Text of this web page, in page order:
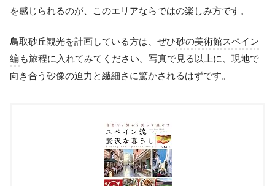
を感じられるのが、このエリアならではの楽しみ方です。
鳥取砂丘観光を計画している方は、ぜひ砂の美術館スペイン
編 も旅程に入れてみてください。写真で見る以上に、現地で
向き合う砂像の迫力と繊細さに驚かされるはずです。